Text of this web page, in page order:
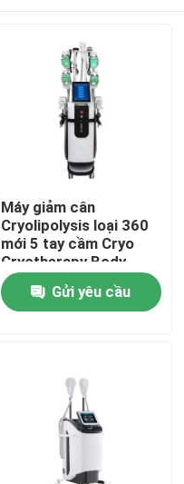
Máy giảm cân
Cryolipolysis loại 360
mới 5 tay cầm Cryo
Cryotherapy Body
Shaping 40K
Cavitation RF Slim
Machine
Gửi yêu cầu